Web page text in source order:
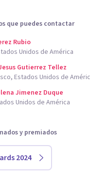
que puedes contactar
Rubio
Unidos de América
Gutierrez Tellez
Estados Unidos de
Jimenez Duque
Unidos de América
y premiados
2024